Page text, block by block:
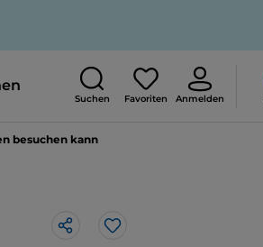
Suchen Favoriten Anmelden
besuchen kann
Like